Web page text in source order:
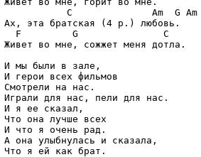
C
Am G Am
F
G
C
во мне, сожжет меня дотла.
мы были в зале,
И герои всех фильмов
на нас.
для нас, пели для нас.
я ее сказал,
Что она лучше всех
что я очень рад.
она улыбнулась и сказала,
я ей как брат.